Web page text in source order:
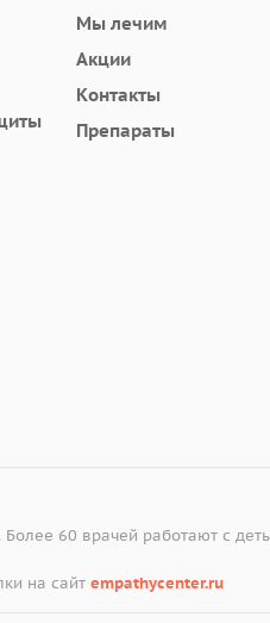
Мы лечим
Акции
Контакты
Препараты
60 врачей работают с
на сайт empathycenter.ru